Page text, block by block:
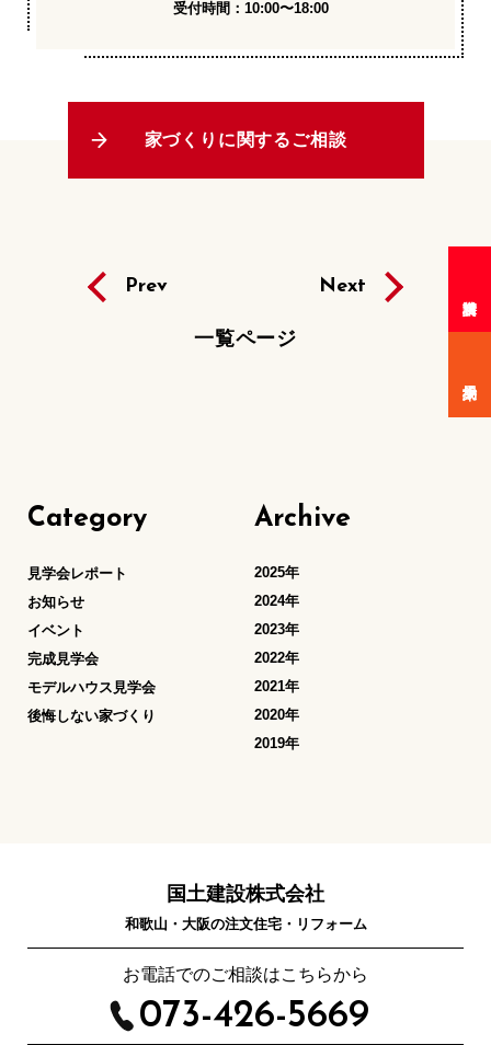
受付時間：10:00〜18:00
家づくりに関するご相談
Prev
一覧ページ
Next
Category
見学会レポート
お知らせ
イベント
完成見学会
モデルハウス見学会
後悔しない家づくり
Archive
2025年
2024年
2023年
2022年
2021年
2020年
2019年
国土建設株式会社
和歌山・大阪の注文住宅・リフォーム
お電話でのご相談はこちらから
073-426-5669